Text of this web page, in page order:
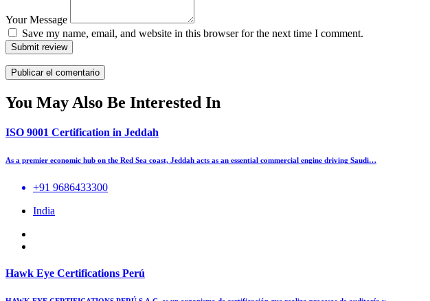
Your Message
Save my name, email, and website in this browser for the next time I comment.
Submit review
You May Also Be Interested In
ISO 9001 Certification in Jeddah
As a premier economic hub on the Red Sea coast, Jeddah acts as an essential commercial engine driving Saudi…
+91 9686433300
India
Hawk Eye Certifications Perú